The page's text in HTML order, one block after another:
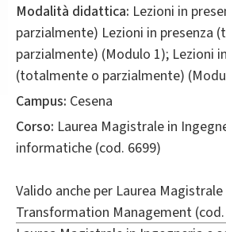
Modalità didattica: Lezioni in
parzialmente) Lezioni in presenza
parzialmente) (Modulo 1); Lezioni
(totalmente o parzialmente)
Campus: Cesena
Corso: Laurea Magistrale in
informatiche (cod. 6699)
Valido anche per Laurea Magistrale
Transformation Management